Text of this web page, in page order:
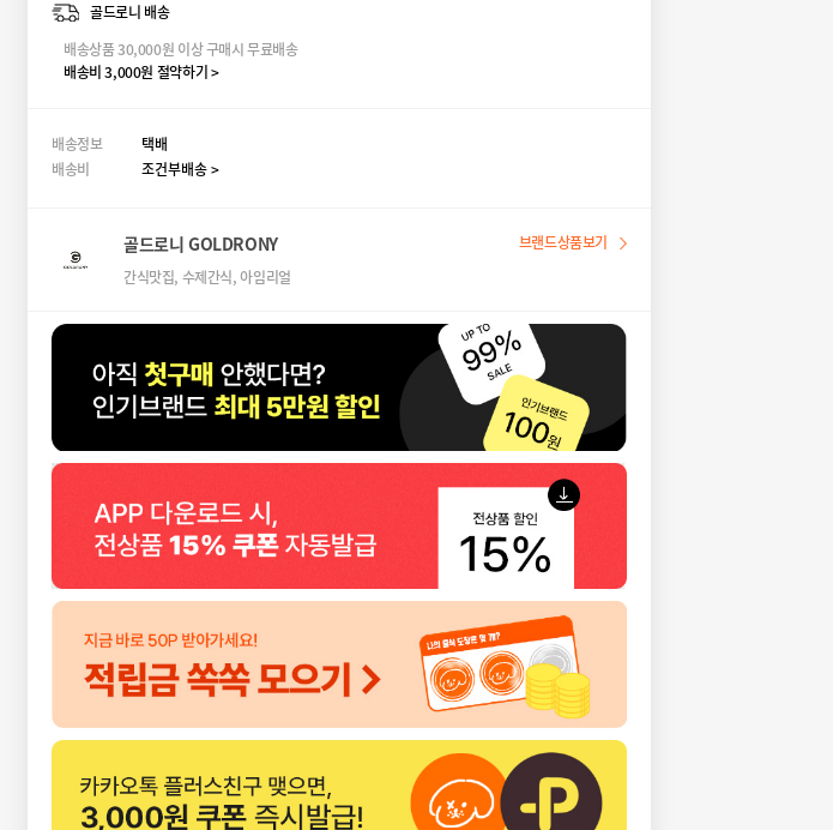
골드로니 배송
배송상품 30,000원 이상 구매시 무료배송
배송비 3,000원 절약하기 >
배송정보
택배
배송비
조건부배송 >
골드로니 GOLDRONY
간식맛집, 수제간식, 아임리얼
브랜드상품보기